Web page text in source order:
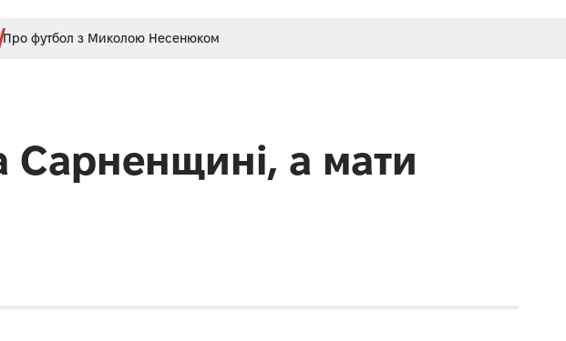
Про футбол з Миколою Несенюком
Сарненщині, а мати